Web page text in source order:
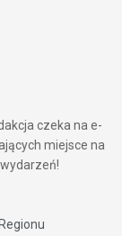
czeka na e-
miejsce na